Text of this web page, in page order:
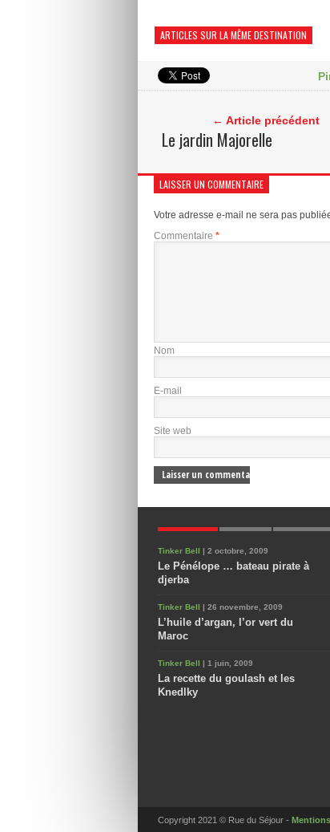
ARTICLES SUR LA MÊME DESTINATION
← Article précédent
Le jardin Majorelle
LAISSER UN COMMENTAIRE
Votre adresse e-mail ne sera pas
Commentaire *
Nom
E-mail
Site web
Tinker Bell | 2 octobre, 2009
Le Pénélope … bateau pirate à
djerba
Tinker Bell | 26 novembre, 2009
L’huile d’argan, l’or vert du
Maroc
Tinker Bell | 1 juin, 2009
La recette du goulash et les
Knedlky
Copyright 2021 © Rue du Séjour -